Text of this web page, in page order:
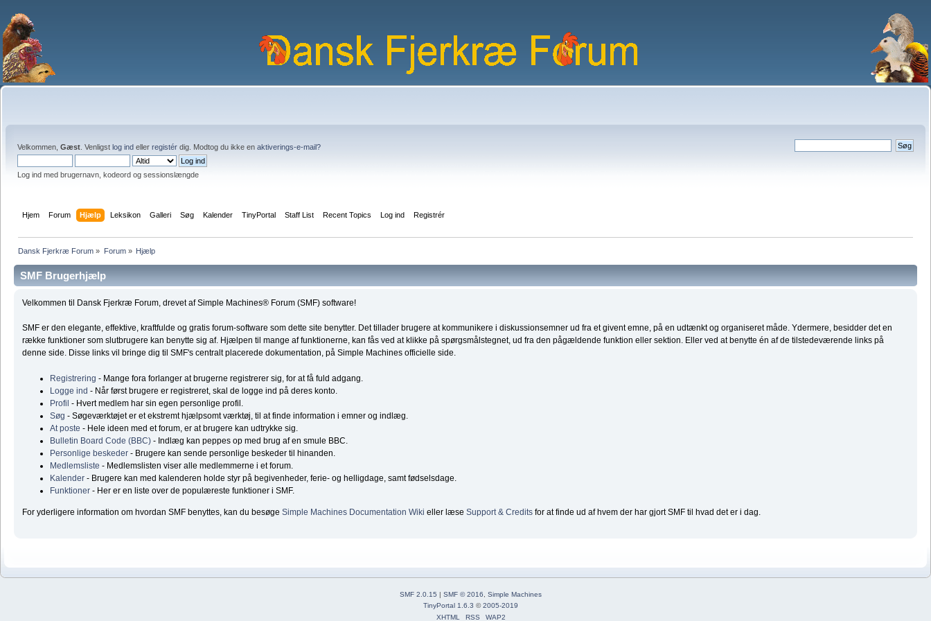
Velkommen, Gæst . Venligst log ind eller registér dig. Modtog du ikke en aktiverings-e-mail?
Log ind med brugernavn, kodeord og sessionslængde
Hjem Forum Hjælp Leksikon Galleri Søg Kalender TinyPortal Staff List Recent Topics Log ind Registrér
Dansk Fjerkræ Forum » Forum» Hjælp
SMF Brugerhjælp
Velkommen til Dansk Fjerkræ Forum, drevet af Simple Machines® Forum (SMF) software!
SMF er den elegante, effektive, kraftfulde og gratis forum-software som dette site benytter. Det tillader brugere at kommunikere i diskussionsemner ud fra et givent emne, på en udtænkt og organiseret måde. Ydermere, besidder det en
række funktioner som slutbrugere kan benytte sig af. Hjælpen til mange af funktionerne, kan fås ved at klikke på spørgsmålstegnet, ud fra den pågældende funktion eller sektion. Eller ved at benytte én af de tilstedeværende links på
denne side. Disse links vil bringe dig til SMF's centralt placerede dokumentation, på Simple Machines officielle side.
Registrering - Mange fora forlanger at brugerne registrerer sig, for at få fuld adgang.
Logge ind - Når først brugere er registreret, skal de logge ind på deres konto.
Profil - Hvert medlem har sin egen personlige profil.
Søg - Søgeværktøjet er et ekstremt hjælpsomt værktøj, til at finde information i emner og indlæg.
At poste - Hele ideen med et forum, er at brugere kan udtrykke sig.
Bulletin Board Code (BBC) - Indlæg kan peppes op med brug af en smule BBC.
Personlige beskeder - Brugere kan sende personlige beskeder til hinanden.
Medlemsliste - Medlemslisten viser alle medlemmerne i et forum.
Kalender - Brugere kan med kalenderen holde styr på begivenheder, ferie- og helligdage, samt fødselsdage.
Funktioner - Her er en liste over de populæreste funktioner i SMF.
For yderligere information om hvordan SMF benyttes, kan du besøgeSimple Machines Documentation Wiki eller læseSupport & Credits for at finde ud af hvem der har gjort SMF til hvad det er i dag.
SMF 2.0.15 | SMF © 2016, Simple Machines
TinyPortal 1.6.3 ©2005-2019
XHTML
RSS WAP2